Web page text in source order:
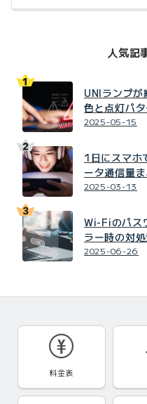
人気記
UNIランプが
色と点灯パ
2025-05-15
1日にスマホ
ータ通信量
2025-03-13
Wi-Fiのパス
ラー時の対
2025-06-26
料金表